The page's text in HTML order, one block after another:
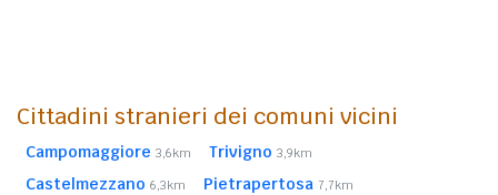
Cittadini stranieri dei comuni vicini
Campomaggiore 3,6km Trivigno 3,9km
Castelmezzano 6,3km Pietrapertosa 7,7km